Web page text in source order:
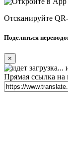
Отсканируйте
Поделиться
×
Прямая ссылка на